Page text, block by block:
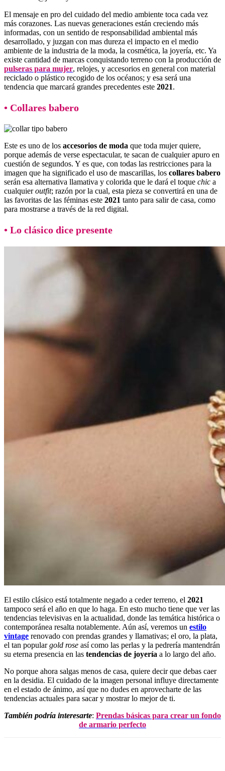
El mensaje en pro del cuidado del medio ambiente toca cada vez
más corazones. Las nuevas generaciones están creciendo más
informadas, con un sentido de responsabilidad ambiental más
desarrollado, y juzgan con mas dureza el impacto en el medio
ambiente de la industria de la moda, la cosmética, la joyería, etc. Ya
existe cantidad de marcas conquistando terreno con la producción de
pulseras para mujer, relojes, y accesorios en general con material
reciclado o plástico recogido de los océanos; y esa será una
tendencia que marcará grandes precedentes este 2021.
• Collares babero
Este es uno de los accesorios de moda que toda mujer quiere,
porque además de verse espectacular, te sacan de cualquier apuro en
cuestión de segundos. Y es que, con todas las restricciones para la
imagen que ha significado el uso de mascarillas, los collares babero
serán esa alternativa llamativa y colorida que le dará el toque chic a
cualquieroutfit; razón por la cual, esta pieza se convertirá en una de
las favoritas de las féminas este 2021 tanto para salir de casa, como
para mostrarse a través de la red digital.
• Lo clásico dice presente
El estilo clásico está totalmente negado a ceder terreno, el 2021
tampoco será el año en que lo haga. En esto mucho tiene que ver las
tendencias televisivas en la actualidad, donde las temática histórica o
contemporánea resalta notablemente. Aún así, veremos un estilo
vintage renovado con prendas grandes y llamativas; el oro, la plata,
el tan populargold rose así como las perlas y la pedrería mantendrán
su eterna presencia en las tendencias de joyería a lo largo del año.
No porque ahora salgas menos de casa, quiere decir que debas caer
en la desidia. El cuidado de la imagen personal influye directamente
en el estado de ánimo, así que no dudes en aprovecharte de las
tendencias actuales para sacar y mostrar lo mejor de ti.
También podría interesarte: Prendas básicas para crear un fondo
de armario perfecto